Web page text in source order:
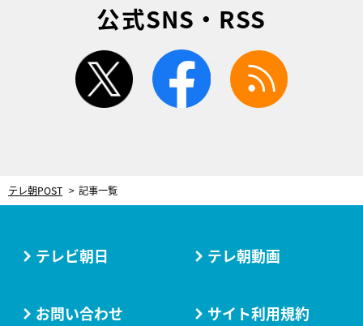
公式SNS・RSS
twitter facebook
テレ朝POST 記事一覧
テレビ朝日 テレ朝動画
お問い合わせ サイト利用規約